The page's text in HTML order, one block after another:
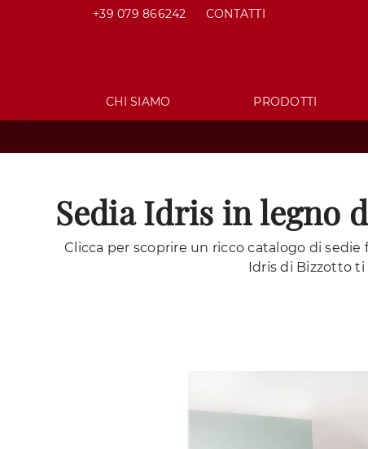
+39 079 866242 CONTATTI
CHI SIAMO PRODOTTI
Sedia Idris in legno
Clicca per scoprire un ricco catalogo di
Idris di Bizzotto ti